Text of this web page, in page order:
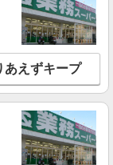
あえずキープ